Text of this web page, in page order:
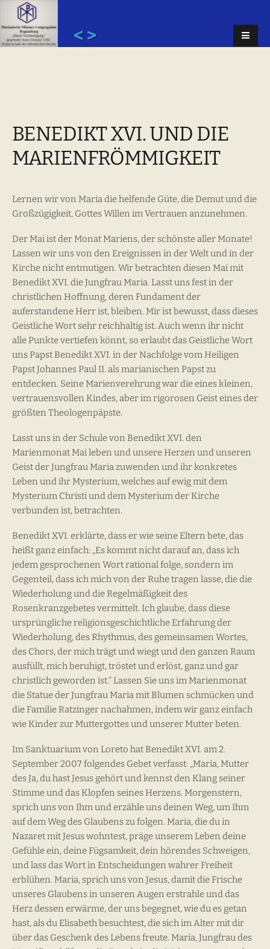
< >
BENEDIKT XVI. UND DIE
MARIENFRÖMMIGKEIT
Lernen wir von Maria die helfende Güte, die Demut und die
Großzügigkeit, Gottes Willen im Vertrauen anzunehmen.
Der Mai ist der Monat Mariens, der schönste aller Monate!
Lassen wir uns von den Ereignissen in der Welt und in der
Kirche nicht entmutigen. Wir betrachten diesen Mai mit
Benedikt XVI. die Jungfrau Maria. Lasst uns fest in der
christlichen Hoffnung, deren Fundament der
auferstandene Herr ist, bleiben. Mir ist bewusst, dass dieses
Geistliche Wort sehr reichhaltig ist. Auch wenn ihr nicht
alle Punkte vertiefen könnt, so erlaubt das Geistliche Wort
uns Papst Benedikt XVI. in der Nachfolge vom Heiligen
Papst Johannes Paul II. als marianischen Papst zu
entdecken. Seine Marienverehrung war die eines kleinen,
vertrauensvollen Kindes, aber im rigorosen Geist eines der
größten Theologenpäpste.
Lasst uns in der Schule von Benedikt XVI. den
Marienmonat Mai leben und unsere Herzen und unseren
Geist der Jungfrau Maria zuwenden und ihr konkretes
Leben und ihr Mysterium, welches auf ewig mit dem
Mysterium Christi und dem Mysterium der Kirche
verbunden ist, betrachten.
Benedikt XVI. erklärte, dass er wie seine Eltern bete, das
heißt ganz einfach: „Es kommt nicht darauf an, dass ich
jedem gesprochenen Wort rational folge, sondern im
Gegenteil, dass ich mich von der Ruhe tragen lasse, die die
Wiederholung und die Regelmäßigkeit des
Rosenkranzgebetes vermittelt. Ich glaube, dass diese
ursprüngliche religionsgeschichtliche Erfahrung der
Wiederholung, des Rhythmus, des gemeinsamen Wortes,
des Chors, der mich trägt und wiegt und den ganzen Raum
ausfüllt, mich beruhigt, tröstet und erlöst, ganz und gar
christlich geworden ist.“ Lassen Sie uns im Marienmonat
die Statue der Jungfrau Maria mit Blumen schmücken und
die Familie Ratzinger nachahmen, indem wir ganz einfach
wie Kinder zur Muttergottes und unserer Mutter beten.
Im Sanktuarium von Loreto hat Benedikt XVI. am 2.
September 2007 folgendes Gebet verfasst: „Maria, Mutter
des Ja, du hast Jesus gehört und kennst den Klang seiner
Stimme und das Klopfen seines Herzens. Morgenstern,
sprich uns von Ihm und erzähle uns deinen Weg, um Ihm
auf dem Weg des Glaubens zu folgen. Maria, die du in
Nazaret mit Jesus wohntest, präge unserem Leben deine
Gefühle ein, deine Fügsamkeit, dein hörendes Schweigen,
und lass das Wort in Entscheidungen wahrer Freiheit
erblühen. Maria, sprich uns von Jesus, damit die Frische
unseres Glaubens in unseren Augen erstrahle und das
Herz dessen erwärme, der uns begegnet, wie du es getan
hast, als du Elisabeth besuchtest, die sich im Alter mit dir
über das Geschenk des Lebens freute. Maria, Jungfrau des